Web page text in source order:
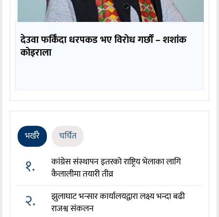
देउवा फर्किँदा धरपकड भए विरोध गर्छौँं – शशांक
कोइराला
भर्खरै चर्चित
१.
कांग्रेस संस्थापन इतरको राष्ट्रिय भेलाका लागि
कैलालीमा तयारी तीव्र
२.
झुलाघाट भन्सार कार्यालयद्वारा लक्ष्य भन्दा बढी
राजश्व संकलन